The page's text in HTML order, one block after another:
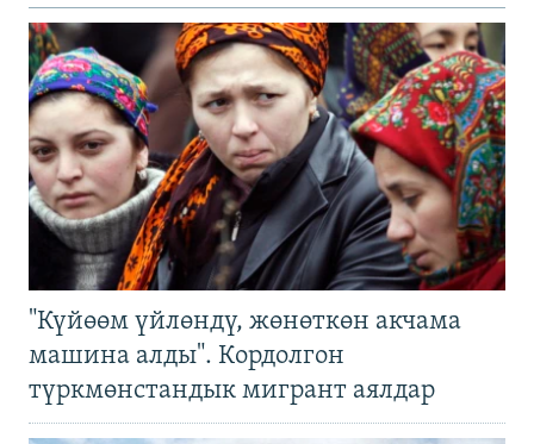
"Күйөөм үйлөндү, жөнөткөн акчама
машина алды". Кордолгон
түркмөнстандык мигрант аялдар